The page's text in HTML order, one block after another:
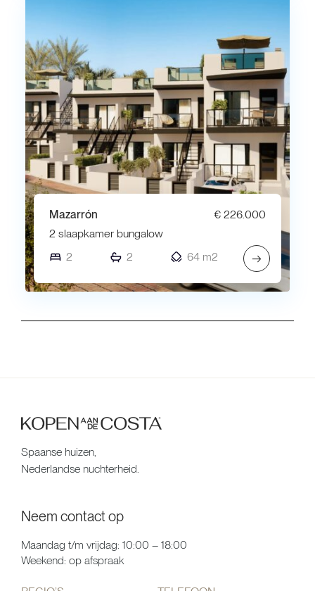
Mazarrón
€ 226.000
2 slaapkamer bungalow
2
2 64 m2 →
Spaanse huizen,
Nederlandse nuchterheid.
Neem contact op
Maandag t/m vrijdag: 10:00 – 18:00
Weekend: op afspraak